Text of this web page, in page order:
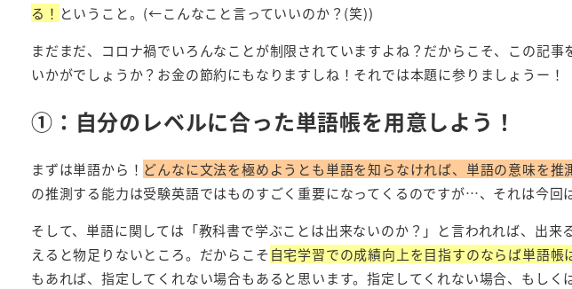
る！ ということ。(←こんなこと言っていいのか？(笑))
まだまだ、コロナ禍でいろんなことが制限されていますよね？だからこそ、この記
いかがでしょうか？お金の節約にもなりますしね！それでは本題に参りましょうー！
①：自分のレベルに合った単語帳を用意しよう！
まずは単語から！ どんなに文法を極めようとも単語を知らなければ、単語の意味を推
の推測する能力は受験英語ではものすごく重要になってくるのですが…、それは今回
そして、単語に関しては「教科書で学ぶことは出来ないのか？」と言われれば、出
えると物足りないところ。だからこそ自宅学習での成績向上を目指すのならば単語帳
もあれば、指定してくれない場合もあると思います。指定してくれない場合、もし